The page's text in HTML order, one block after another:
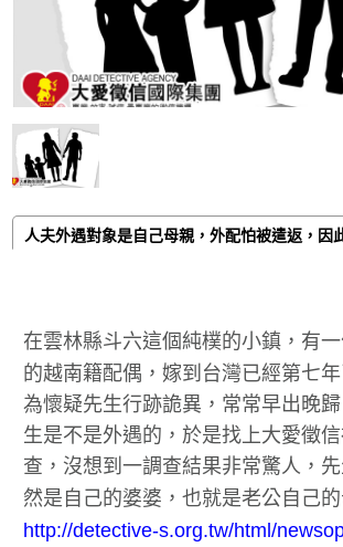
人夫外遇對象是自己母親，外配怕被遣返，因
在雲林縣斗六這個純樸的小鎮，有
的越南籍配偶，嫁到台灣已經第七
為懷疑先生行跡詭異，常常早出晚
生是不是外遇的，於是找上大愛徵
查，沒想到一調查結果非常驚人，
然是自己的婆婆，也就是老公自己的
http://detective-s.org.tw/html/